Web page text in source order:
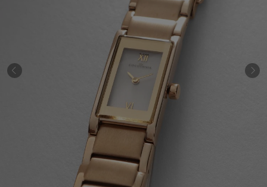
DIAMOND
PEARL
AFTERCARE & REPAIRS
SUSTAINABLE
EMAIL NEWSLETTER